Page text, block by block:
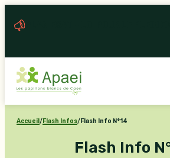
au
Accueil / Flash Infos/ Flash Info N°14
Flash Info